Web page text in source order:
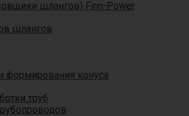
шлангов) Finn-Power
шлангов
формирования конуса
труб